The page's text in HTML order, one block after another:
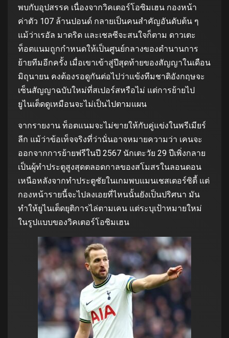
พบกับอุปสรรค เนื่องจากวิคเตอร์โอซิมเฮน กองหน้า
ค่าตัว 107 ล้านปอนด์ กลายเป็นคนสำคัญอันดับต้น ๆ
แม้ว่าเรอัล มาดริด และเชลซีจะสนใจก็ตาม ดาวเตะ
ท็อตแนมถูกกำหนดให้เป็นศูนย์กลางของตำนานการ
ย้ายทีมอีกครั้ง เมื่อเขาเข้าสู่ปีสุดท้ายของสัญญาในเดือน
มิถุนายน คงต้องรอดูกันต่อไปว่าแข้งทีมชาติอังกฤษจะ
เซ็นสัญญาฉบับใหม่ที่สเปอร์สหรือไม่ แต่การย้ายไป
ยูไนเต็ดดูเหมือนจะไม่เป็นไปตามแผน
จากรายงาน ท็อตแนมจะไม่ขายให้กับคู่แข่งในพรีเมียร์
ลีก แม้ว่าข้อเท็จจริงที่ว่านั่นอาจหมายความว่า เคนจะ
ออกจากการย้ายฟรีในปี 2567 นักเตะวัย 29 ปีเพิ่งกลาย
เป็นผู้ทำประตูสูงสุดตลอดกาลของสโมสรในลอนดอน
เหนือหลังจากทำประตูชัยในเกมพบแมนเชสเตอร์ซิตี้ แต่
กองหน้ารายนี้จะไปลงเอยที่ไหนนั้นยังเป็นปริศนา มัน
ทำให้ยูไนเต็ดยุติการไล่ตามเคน แต่ระบุเป้าหมายใหม่
ในรูปแบบของวิคเตอร์โอซิมเฮน